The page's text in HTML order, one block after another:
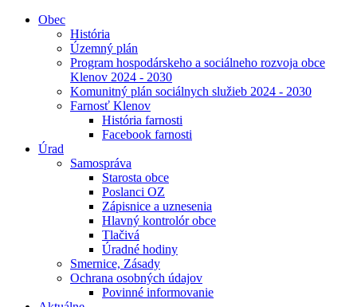
Obec
História
Územný plán
Program hospodárskeho a sociálneho rozvoja obce
Klenov 2024 - 2030
Komunitný plán sociálnych služieb 2024 - 2030
Farnosť Klenov
História farnosti
Facebook farnosti
Úrad
Samospráva
Starosta obce
Poslanci OZ
Zápisnice a uznesenia
Hlavný kontrolór obce
Tlačivá
Úradné hodiny
Smernice, Zásady
Ochrana osobných údajov
Povinné informovanie